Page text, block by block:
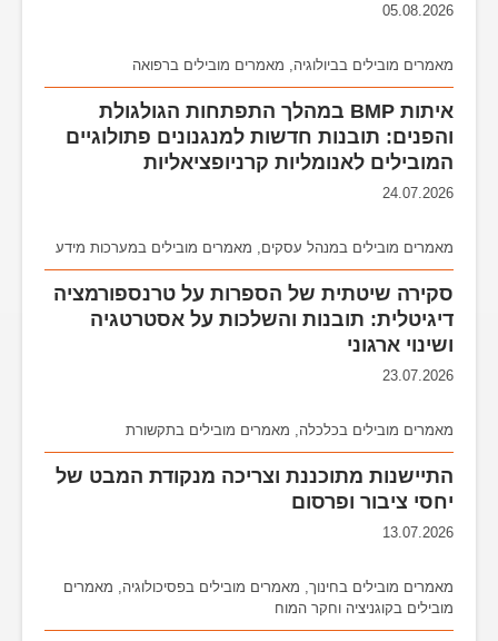
05.08.2026
מאמרים מובילים בביולוגיה מאמרים מובילים ברפואה
איתות BMP במהלך התפתחות הגולגולת
והפנים: תובנות חדשות למנגנונים פתולוגיים
המובילים לאנומליות קרניופציאליות
24.07.2026
מאמרים מובילים במנהל עסקים מאמרים מובילים במערכות מידע
סקירה שיטתית של הספרות על טרנספורמציה
דיגיטלית: תובנות והשלכות על אסטרטגיה
ושינוי ארגוני
23.07.2026
מאמרים מובילים בכלכלה מאמרים מובילים בתקשורת
התיישנות מתוכננת וצריכה מנקודת המבט של
יחסי ציבור ופרסום
13.07.2026
מאמרים מובילים בחינוך מאמרים מובילים בפסיכולוגיה
מאמרים
מובילים בקוגניציה וחקר המוח